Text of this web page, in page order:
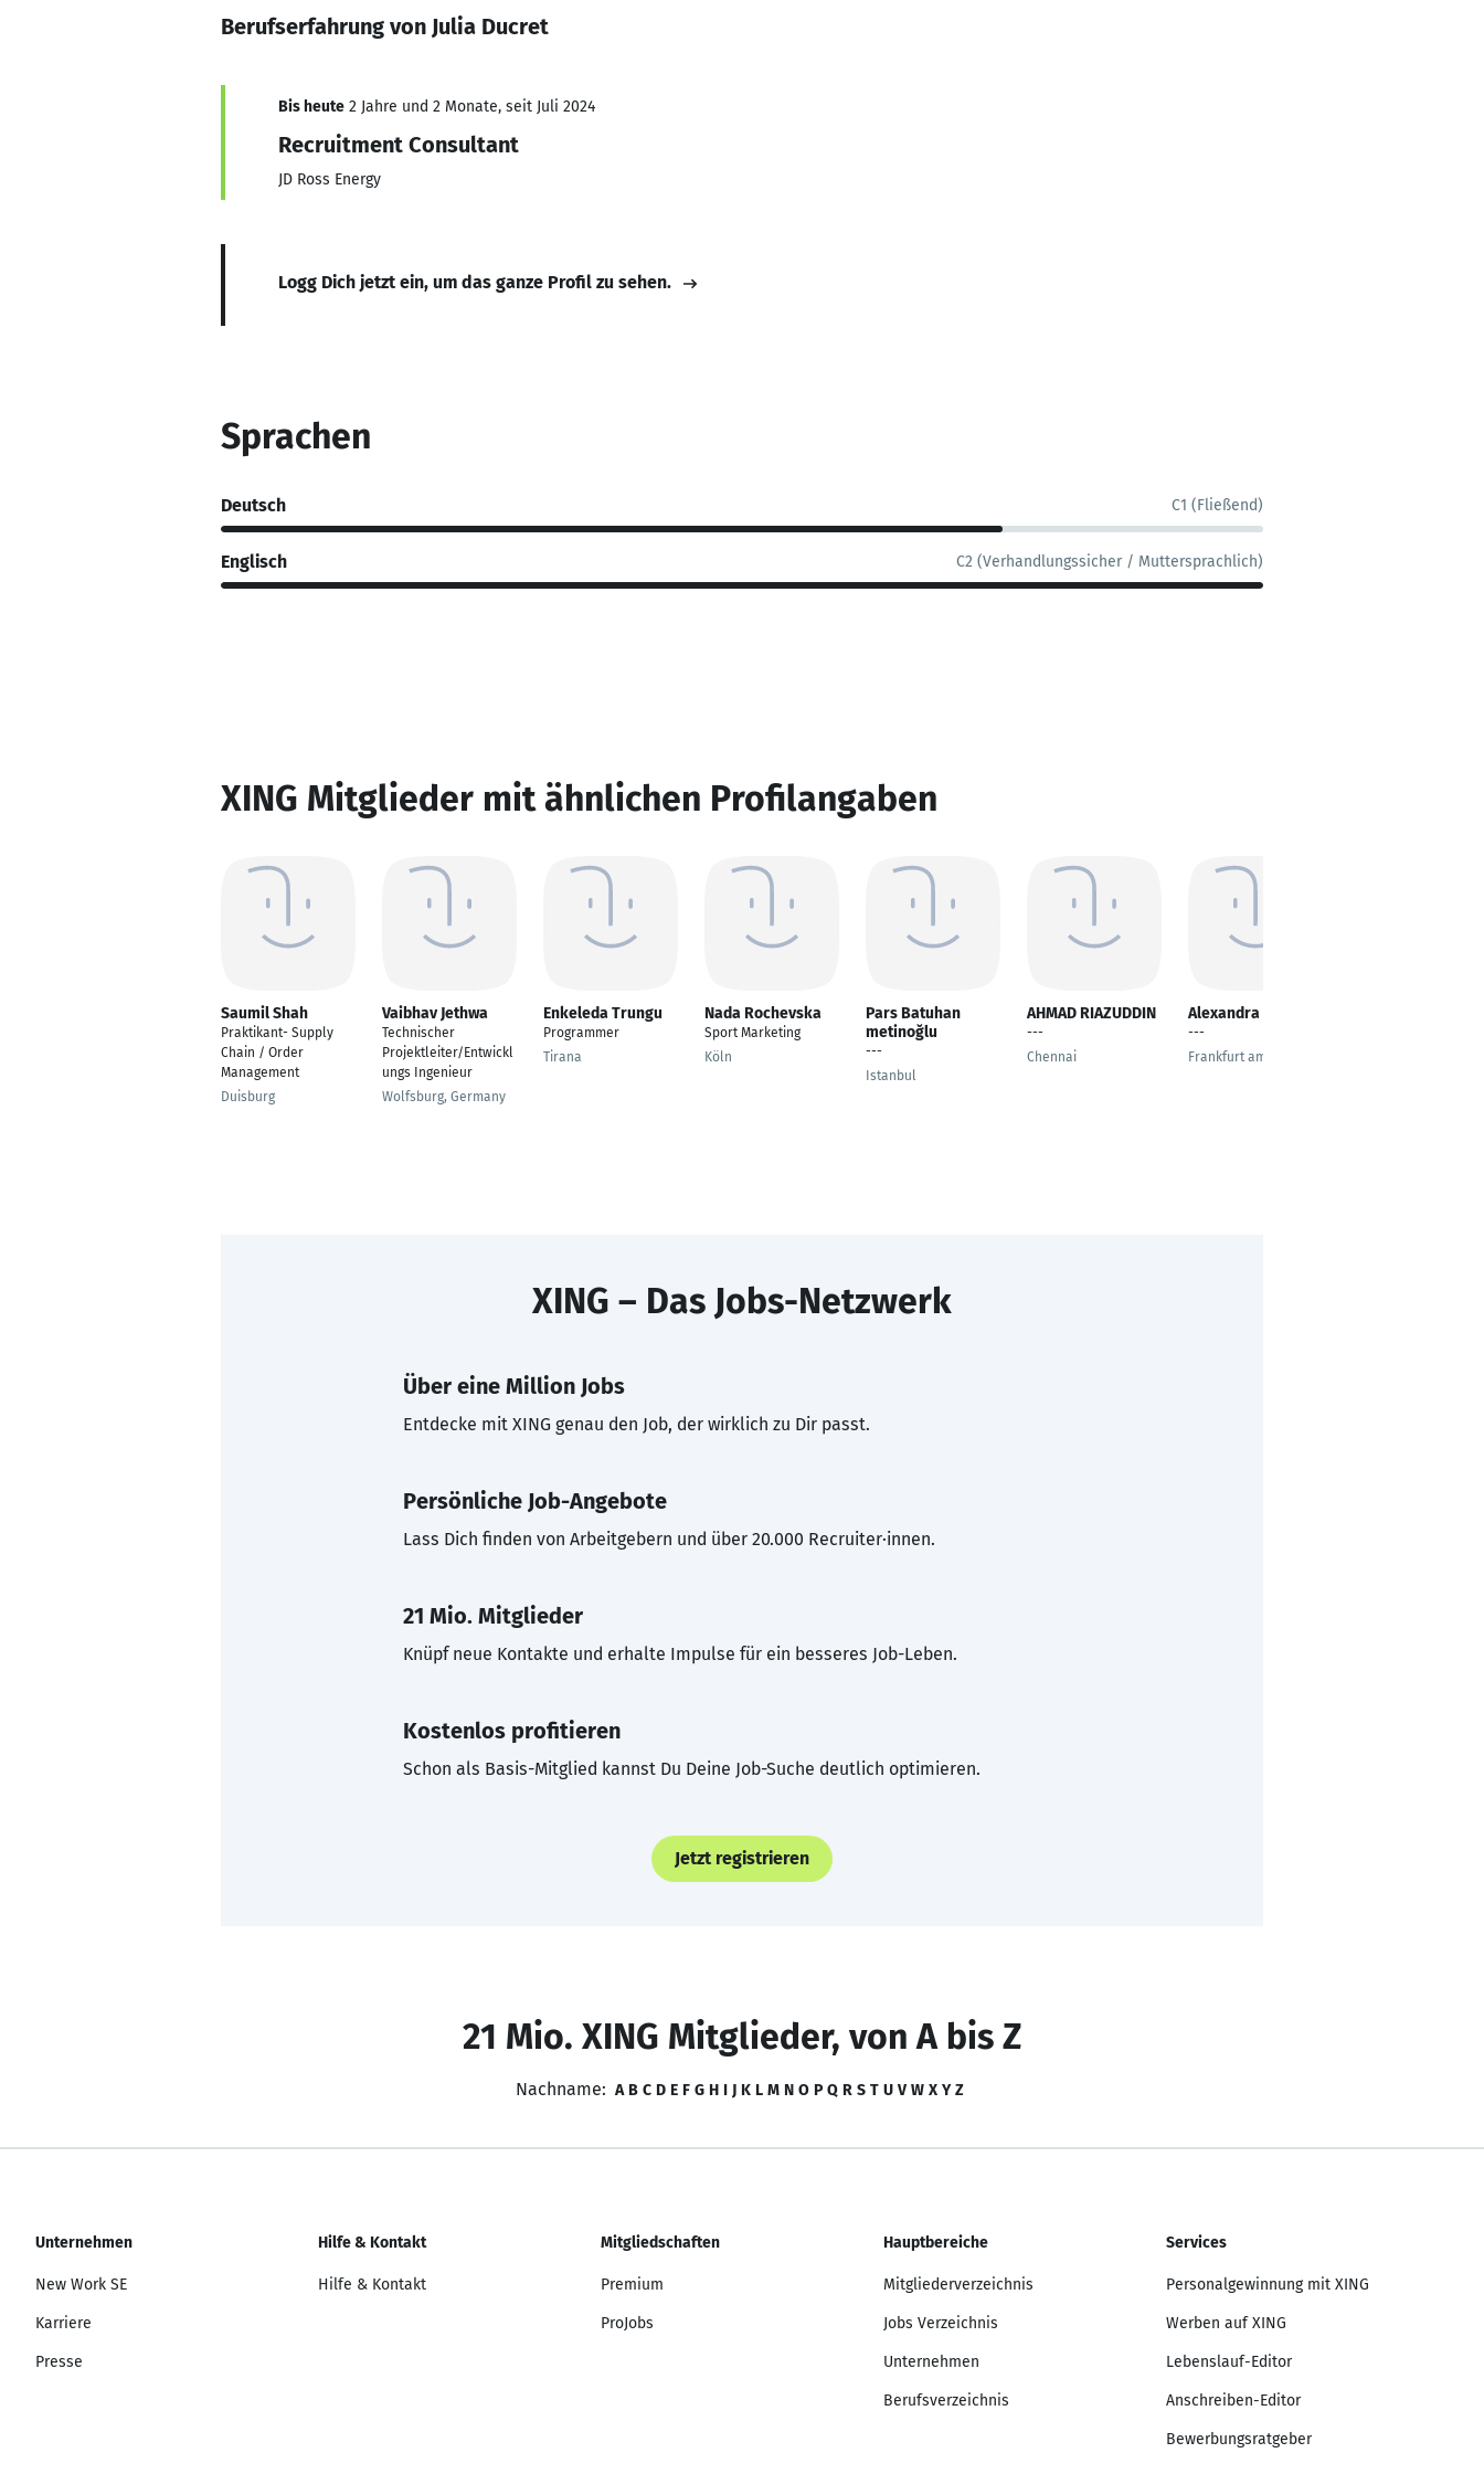
Berufserfahrung von Julia Ducret
Bis heute 2 Jahre und 2 Monate, seit Juli 2024
Recruitment Consultant
JD Ross Energy
Logg Dich jetzt ein, um das ganze Profil zu sehen.
Sprachen
Deutsch C1 (Fließend)
Englisch C2 (Verhandlungssicher / Muttersprachlich)
XING Mitglieder mit ähnlichen Profilangaben
Saumil Shah
Praktikant- Supply
Chain / Order
Management
Duisburg
Vaibhav Jethwa
Technischer
Projektleiter/Entwickl
ungs Ingenieur
Wolfsburg, Germany
Enkeleda Trungu
Programmer
Tirana
Nada Rochevska
Sport Marketing
Köln
Pars Batuhan
metinoğlu
---
Istanbul
AHMAD RIAZUDDIN
---
Chennai
Alexandra Ciobanu
---
Frankfurt am Main
XING – Das Jobs-Netzwerk
Über eine Million Jobs
Entdecke mit XING genau den Job, der wirklich zu Dir passt.
Persönliche Job-Angebote
Lass Dich finden von Arbeitgebern und über 20.000 Recruiter·innen.
21 Mio. Mitglieder
Knüpf neue Kontakte und erhalte Impulse für ein besseres Job-Leben.
Kostenlos profitieren
Schon als Basis-Mitglied kannst Du Deine Job-Suche deutlich optimieren.
Jetzt registrieren
21 Mio. XING Mitglieder, von A bis Z
Nachname: A B C D E F G H I J K L M N O P Q R S T U V W X Y Z
Unternehmen
New Work SE
Karriere
Presse
Hilfe & Kontakt
Hilfe & Kontakt
Mitgliedschaften
Premium
ProJobs
Hauptbereiche
Mitgliederverzeichnis
Jobs Verzeichnis
Unternehmen
Berufsverzeichnis
Services
Personalgewinnung mit XING
Werben auf XING
Lebenslauf-Editor
Anschreiben-Editor
Bewerbungsratgeber